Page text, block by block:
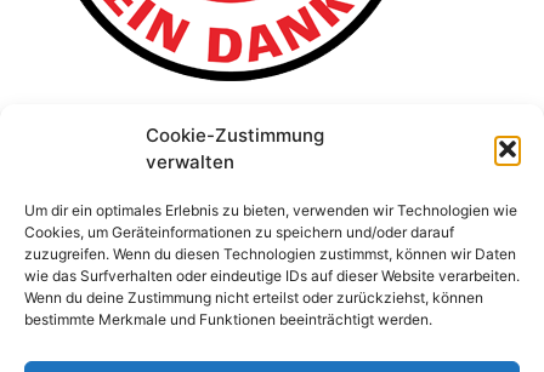
Cookie-Zustimmung
verwalten
Um dir ein optimales Erlebnis zu bieten, verwenden wir Technologien wie
Cookies, um Geräteinformationen zu speichern und/oder darauf
zuzugreifen. Wenn du diesen Technologien zustimmst, können wir Daten
wie das Surfverhalten oder eindeutige IDs auf dieser Website verarbeiten.
Wenn du deine Zustimmung nicht erteilst oder zurückziehst, können
bestimmte Merkmale und Funktionen beeinträchtigt werden.